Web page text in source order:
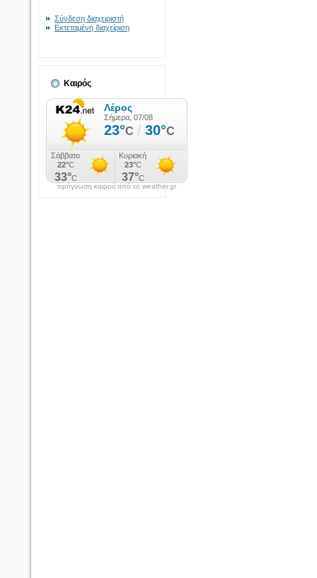
Σύνδεση διαχειριστή
Εκτεταμένη διαχείριση
Καιρός
πρόγνωση καιρού από το weather.gr